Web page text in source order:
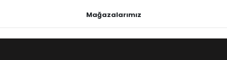
Mağazalarımız